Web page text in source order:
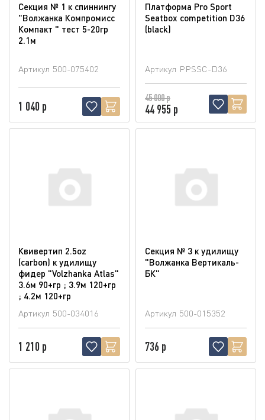
Секция № 1 к спиннингу
"Волжанка Компромисс
Компакт " тест 5-20гр
2.1м
Артикул 500-075402
1 040 р
Платформа Pro Sport
Seatbox competition D36
(blaсk)
Артикул PPSSC-D36
45 000 р
44 955 р
Квивертип 2.5oz
(carbon) к удилищу
фидер "Volzhanka Atlas"
3.6м 90+гр ; 3.9м 120+гр
; 4.2м 120+гр
Артикул 500-034016
1 210 р
Секция № 3 к удилищу
"Волжанка Вертикаль-
БК"
Артикул 500-015352
736 р